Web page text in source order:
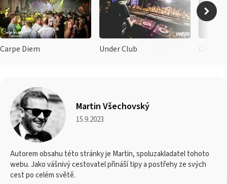
Carpe Diem Under Club City
Martin Všechovský
15.9.2023
Autorem obsahu této stránky je Martin, spoluzakladatel tohoto
webu. Jako vášnivý cestovatel přináší tipy a postřehy ze svých
cest po celém světě.